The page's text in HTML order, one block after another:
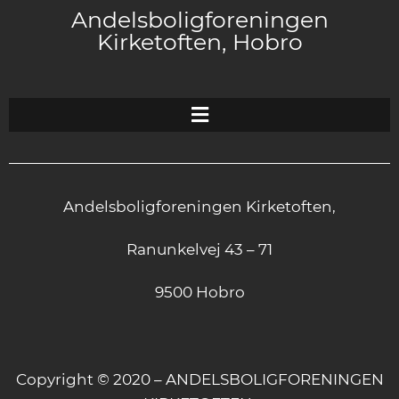
Andelsboligforeningen
Kirketoften, Hobro
Andelsboligforeningen Kirketoften,
Ranunkelvej 43 – 71
9500 Hobro
Copyright © 2020 – ANDELSBOLIGFORENINGEN